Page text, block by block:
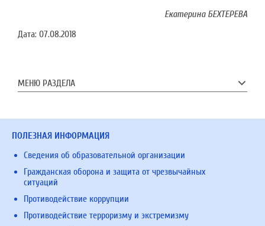
Екатерина БЕХТЕРЕВА
Дата: 07.08.2018
МЕНЮ РАЗДЕЛА
ПОЛЕЗНАЯ ИНФОРМАЦИЯ
Сведения об образовательной организации
Гражданская оборона и защита от чрезвычайных
ситуаций
Противодействие коррупции
Противодействие терроризму и экстремизму